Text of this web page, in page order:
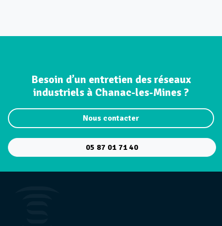
Besoin d’un entretien des réseaux
industriels à Chanac-les-Mines ?
Nous contacter
05 87 01 71 40